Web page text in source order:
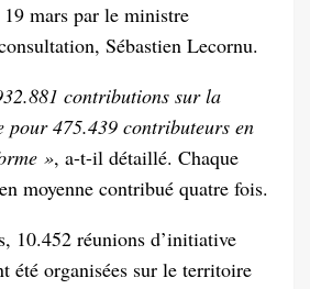
mars par le ministre
Sébastien Lecornu.
contributions sur la
pour 475.439 contributeurs en
», a-t-il détaillé. Chaque
moyenne contribué quatre fois.
10.452 réunions d’initiative
été organisées sur le territoire